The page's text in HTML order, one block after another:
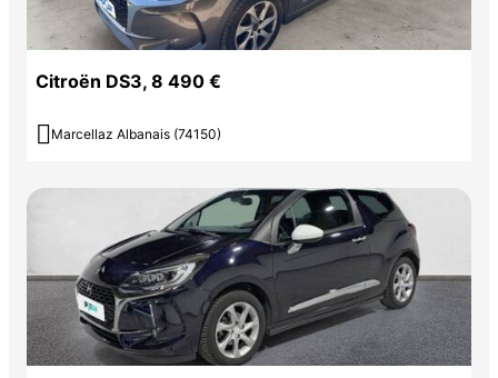
Citroën DS3, 8 490 €
 Marcellaz Albanais (74150)